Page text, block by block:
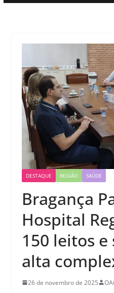
DESTAQUE REGIÃO SAÚDE
Bragança
Hospital
150 leitos
alta
26 de novembro de 2025